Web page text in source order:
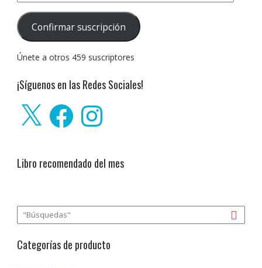
de
correo
electrónico:
Confirmar suscripción
Únete a otros 459 suscriptores
¡Síguenos en las Redes Sociales!
FacebookInstagram
Libro recomendado del mes
Categorías de producto